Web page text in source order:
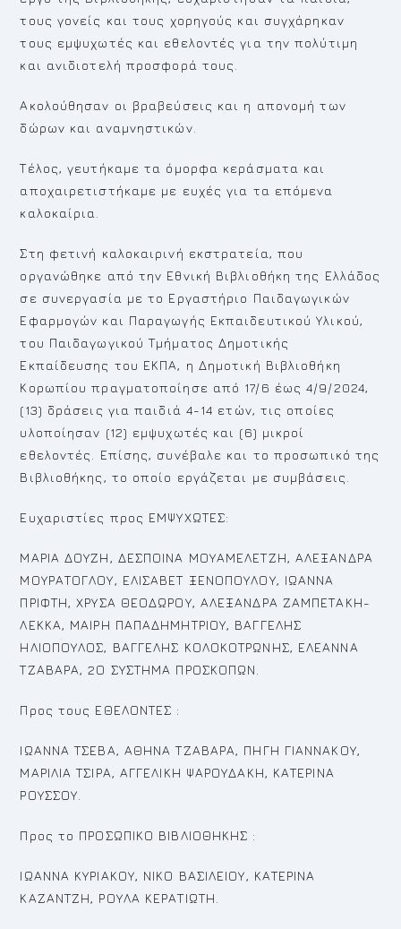
τους γονείς και τους χορηγούς και συγχάρηκαν
τους εμψυχωτές και εθελοντές για την πολύτιμη
και ανιδιοτελή προσφορά τους.
Ακολούθησαν οι βραβεύσεις και η απονομή των
δώρων και αναμνηστικών.
Τέλος, γευτήκαμε τα όμορφα κεράσματα και
αποχαιρετιστήκαμε με ευχές για τα επόμενα
καλοκαίρια.
Στη φετινή καλοκαιρινή εκστρατεία, που
οργανώθηκε από την Εθνική Βιβλιοθήκη της Ελλάδος
σε συνεργασία με το Εργαστήριο Παιδαγωγικών
Εφαρμογών και Παραγωγής Εκπαιδευτικού Υλικού,
του Παιδαγωγικού Τμήματος Δημοτικής
Εκπαίδευσης του ΕΚΠΑ, η Δημοτική Βιβλιοθήκη
Κορωπίου πραγματοποίησε από 17/6 έως 4/9/2024,
(13) δράσεις για παιδιά 4-14 ετών, τις οποίες
υλοποίησαν (12) εμψυχωτές και (6) μικροί
εθελοντές. Επίσης, συνέβαλε και το προσωπικό της
Βιβλιοθήκης, το οποίο εργάζεται με συμβάσεις.
Ευχαριστίες προς ΕΜΨΥΧΩΤΕΣ:
ΜΑΡΙΑ ΔΟΥΖΗ, ΔΕΣΠΟΙΝΑ ΜΟΥΑΜΕΛΕΤΖΗ, ΑΛΕΞΑΝΔΡΑ
ΜΟΥΡΑΤΟΓΛΟΥ, ΕΛΙΣΑΒΕΤ ΞΕΝΟΠΟΥΛΟΥ, ΙΩΑΝΝΑ
ΠΡΙΦΤΗ, ΧΡΥΣΑ ΘΕΟΔΩΡΟΥ, ΑΛΕΞΑΝΔΡΑ ΖΑΜΠΕΤΑΚΗ-
ΛΕΚΚΑ, ΜΑΙΡΗ ΠΑΠΑΔΗΜΗΤΡΙΟΥ, ΒΑΓΓΕΛΗΣ
ΗΛΙΟΠΟΥΛΟΣ, ΒΑΓΓΕΛΗΣ ΚΟΛΟΚΟΤΡΩΝΗΣ, ΕΛΕΑΝΝΑ
ΤΖΑΒΑΡΑ, 2Ο ΣΥΣΤΗΜΑ ΠΡΟΣΚΟΠΩΝ.
Προς τους ΕΘΕΛΟΝΤΕΣ :
ΙΩΑΝΝΑ ΤΣΕΒΑ, ΑΘΗΝΑ ΤΖΑΒΑΡΑ, ΠΗΓΗ ΓΙΑΝΝΑΚΟΥ,
ΜΑΡΙΛΙΑ ΤΣΙΡΑ, ΑΓΓΕΛΙΚΗ ΨΑΡΟΥΔΑΚΗ, ΚΑΤΕΡΙΝΑ
ΡΟΥΣΣΟΥ.
Προς το ΠΡΟΣΩΠΙΚΟ ΒΙΒΛΙΟΘΗΚΗΣ :
ΙΩΑΝΝΑ ΚΥΡΙΑΚΟΥ, ΝΙΚΟ ΒΑΣΙΛΕΙΟΥ, ΚΑΤΕΡΙΝΑ
ΚΑΖΑΝΤΖΗ, ΡΟΥΛΑ ΚΕΡΑΤΙΩΤΗ.